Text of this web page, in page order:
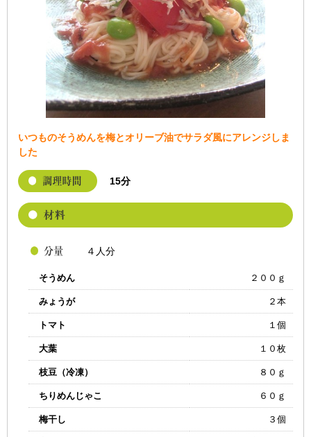
いつものそうめんを梅とオリーブ油でサラダ風にアレンジしま
した
15分
４人分
そうめん ２００ｇ
みょうが ２本
トマト １個
大葉 １０枚
枝豆（冷凍） ８０ｇ
ちりめんじゃこ ６０ｇ
梅干し ３個